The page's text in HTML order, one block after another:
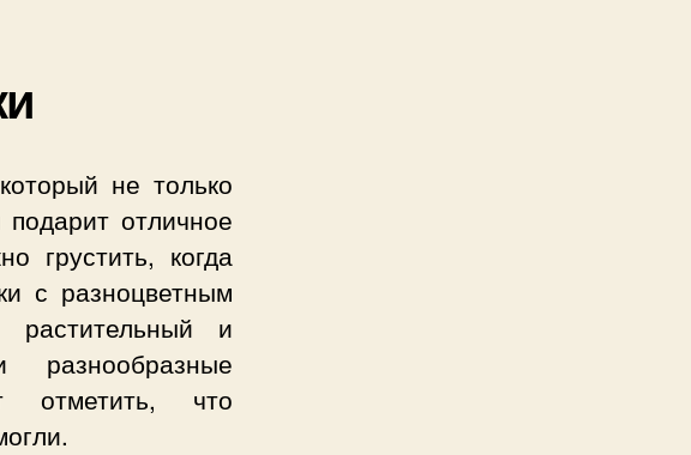
не только
отличное
грустить, когда
с разноцветным
и
отметить, что